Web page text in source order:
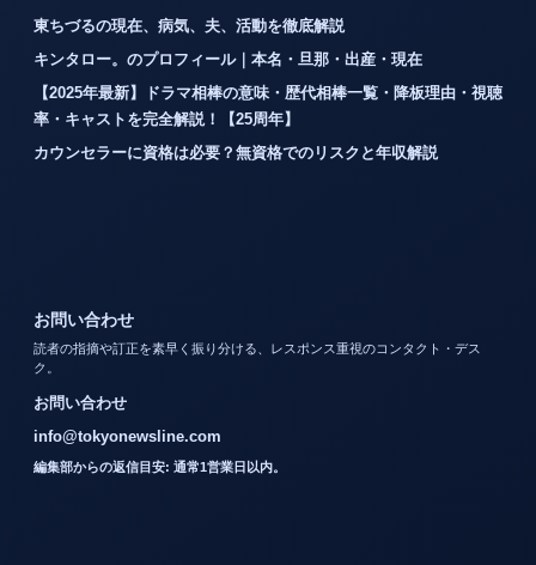
東ちづるの現在、病気、夫、活動を徹底解説
キンタロー。のプロフィール｜本名・旦那・出産・現在
【2025年最新】ドラマ相棒の意味・歴代相棒一覧・降板理由・視聴
率・キャストを完全解説！【25周年】
カウンセラーに資格は必要？無資格でのリスクと年収解説
お問い合わせ
読者の指摘や訂正を素早く振り分ける、レスポンス重視のコンタクト・デス
ク。
お問い合わせ
info@tokyonewsline.com
編集部からの返信目安: 通常1営業日以内。